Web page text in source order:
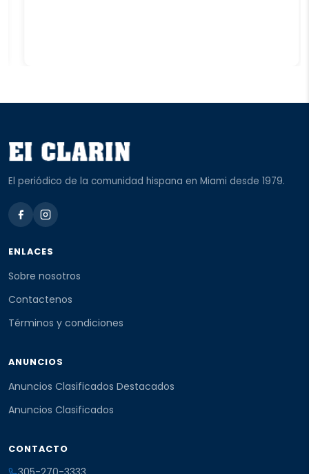
El periódico de la comunidad hispana en Miami desde 1979.
ENLACES
Sobre nosotros
Contactenos
Términos y condiciones
ANUNCIOS
Anuncios Clasificados Destacados
Anuncios Clasificados
CONTACTO